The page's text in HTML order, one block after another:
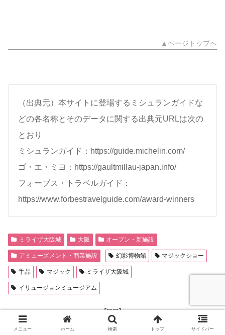
▲ページトップへ
（出典元）本サイトに登場するミシュランガイドな
どの各名称とそのデータに関する出典元URLは次の
とおり
ミシュランガイド：https://guide.michelin.com/
ゴ・エ・ミヨ：https://gaultmillau-japan.info/
フォーブス・トラベルガイド：
https://www.forbestravelguide.com/award-winners
ミライザ大阪城 大阪 オープン・新施設
アミューズメント・商業施設 幻影博物館 マジックショー
手品 マジック ミライザ大阪城
イリュージョンミュージアム
[PR]
メニュー ホーム 検索 トップ サイドバー